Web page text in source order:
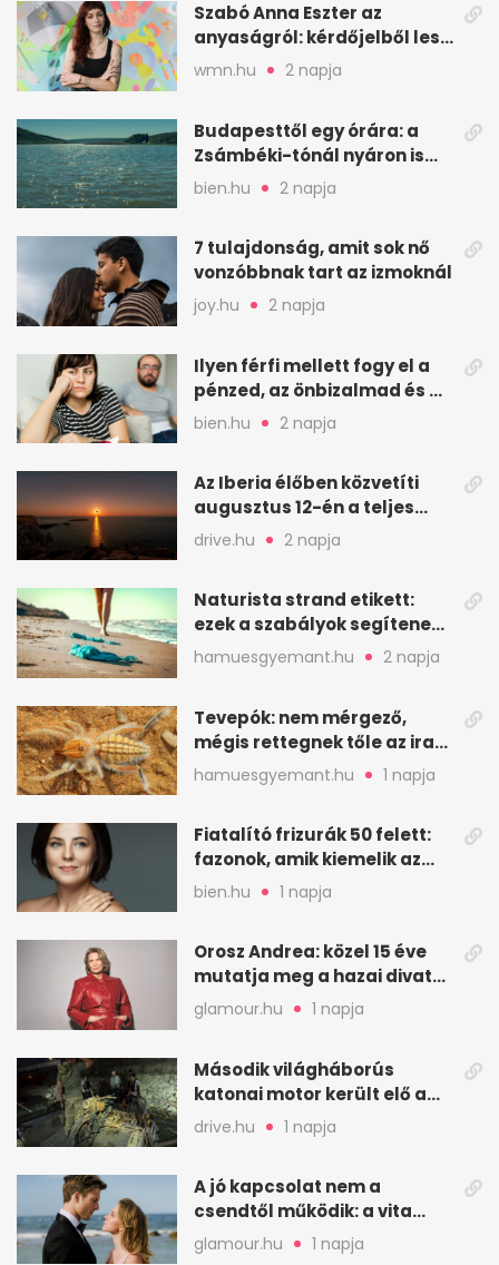
Szabó Anna Eszter az
anyaságról: kérdőjelből lesz
valaha felkiáltójel?
wmn.hu 2 napja
Budapesttől egy órára: a
Zsámbéki-tónál nyáron is
van hely
bien.hu 2 napja
7 tulajdonság, amit sok nő
vonzóbbnak tart az izmoknál
joy.hu 2 napja
Ilyen férfi mellett fogy el a
pénzed, az önbizalmad és a
nyugalmad
bien.hu 2 napja
Az Iberia élőben közvetíti
augusztus 12-én a teljes
napfogyatkozást
drive.hu 2 napja
Naturista strand etikett:
ezek a szabályok segítenek
komfortosan lenni
hamuesgyemant.hu 2 napja
Tevepók: nem mérgező,
mégis rettegnek tőle az iraki
sivatagban
hamuesgyemant.hu 1 napja
Fiatalító frizurák 50 felett:
fazonok, amik kiemelik az
arcodat
bien.hu 1 napja
Orosz Andrea: közel 15 éve
mutatja meg a hazai divat
arcait
glamour.hu 1 napja
Második világháborús
katonai motor került elő a
Dunából a Batthyány térnél
drive.hu 1 napja
A jó kapcsolat nem a
csendtől működik: a vita
néha egészséges jel
glamour.hu 1 napja